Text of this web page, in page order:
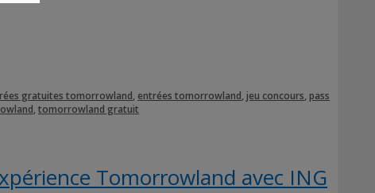
gratuites tomorrowland, entrées tomorrowland,jeu concours,pass
,tomorrowland gratuit
Tomorrowland avec ING